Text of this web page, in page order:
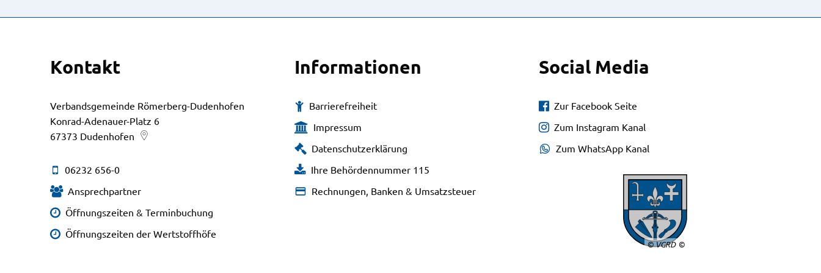
Kontakt
Verbandsgemeinde Römerberg-Dudenhofen
Konrad-Adenauer-Platz 6
67373 Dudenhofen
06232 656-0
Ansprechpartner
Öffnungszeiten & Terminbuchung
Öffnungszeiten der Wertstoffhöfe
Informationen
Barrierefreiheit
Impressum
Datenschutzerklärung
Ihre Behördennummer 115
Rechnungen, Banken & Umsatzsteuer
Social Media
Zur Facebook Seite
Zum Instagram Kanal
Zum WhatsApp Kanal
© VGRD